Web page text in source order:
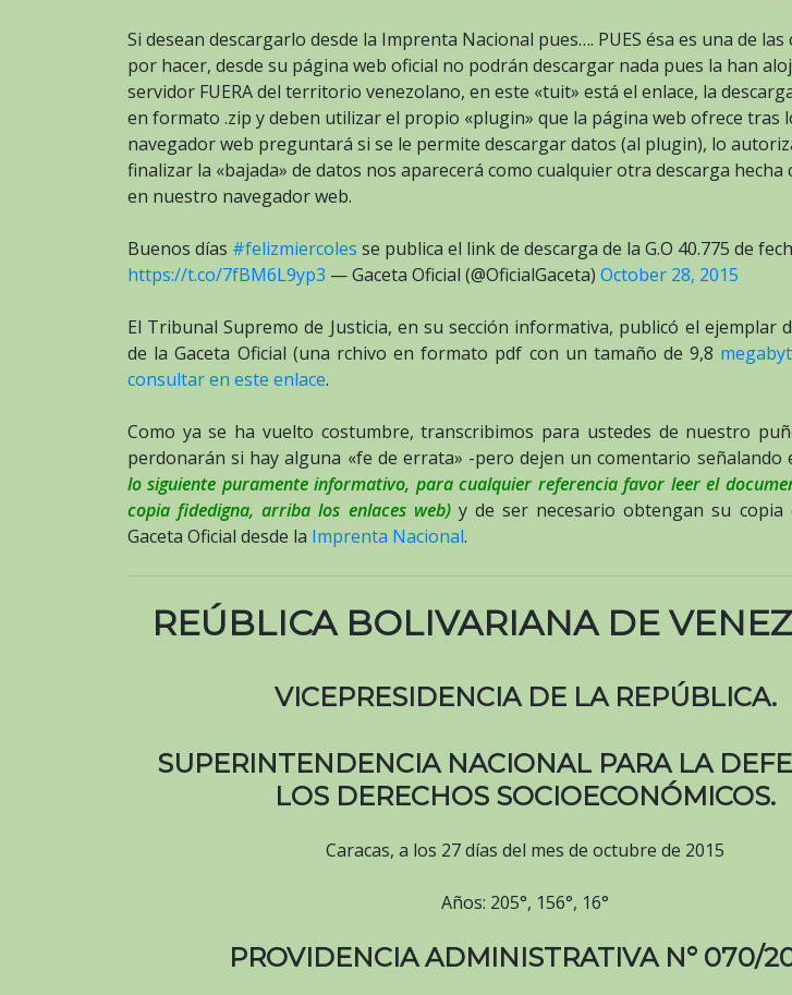
Si desean descargarlo desde la Imprenta Nacional pues…. PUES ésa es una de las
por hacer, desde su página web oficial no podrán descargar nada pues la han
servidor FUERA del territorio venezolano, en este «tuit» está el enlace, la
en formato .zip y deben utilizar el propio «plugin» que la página web ofrece tras
navegador web preguntará si se le permite descargar datos (al plugin), lo
finalizar la «bajada» de datos nos aparecerá como cualquier otra descarga
en nuestro navegador web.
Buenos días #felizmiercoles se publica el link de descarga de la G.O 40.775 de
https://t.co/7fBM6L9yp3 — Gaceta Oficial (@OficialGaceta) October 28, 2015
El Tribunal Supremo de Justicia, en su sección informativa, publicó el ejemplar
de la Gaceta Oficial (una rchivo en formato pdf con un tamaño de 9,8
consultar en este enlace.
Como ya se ha vuelto costumbre, transcribimos para ustedes de nuestro
perdonarán si hay alguna «fe de errata» -pero dejen un comentario señalando
lo siguiente puramente informativo, para cualquier referencia favor leer el
copia fidedigna, arriba los enlaces web) y de ser necesario obtengan su copia
Gaceta Oficial desde la Imprenta Nacional.
REÚBLICA BOLIVARIANA DE
VICEPRESIDENCIA DE LA REPÚBLICA.
SUPERINTENDENCIA NACIONAL PARA LA
LOS DERECHOS SOCIOECONÓMICOS.
Caracas, a los 27 días del mes de octubre de 2015
Años: 205°, 156°, 16°
PROVIDENCIA ADMINISTRATIVA N° 070/